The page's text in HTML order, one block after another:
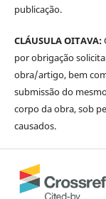
publicação.
CLÁUSULA OITAVA:
por obrigação
obra/artigo, bem
submissão do
corpo da obra, sob
causados.